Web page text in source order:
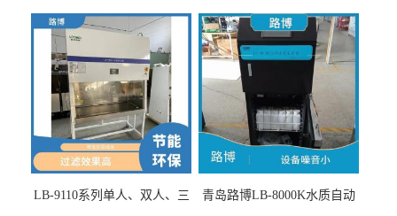
LB-9110系列单人、双人、三
青岛路博LB-8000K水质自动